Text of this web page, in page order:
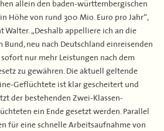
allein den baden-württembergischen
Höhe von rund 300 Mio. Euro pro Jahr“,
Walter. „Deshalb appelliere ich an die
neu nach Deutschland einreisenden
nur mehr Leistungen nach dem
zu gewähren. Die aktuell geltende
Geflüchtete ist klar gescheitert und
der bestehenden Zwei-Klassen-
ein Ende gesetzt werden. Parallel
für eine schnelle Arbeitsaufnahme von